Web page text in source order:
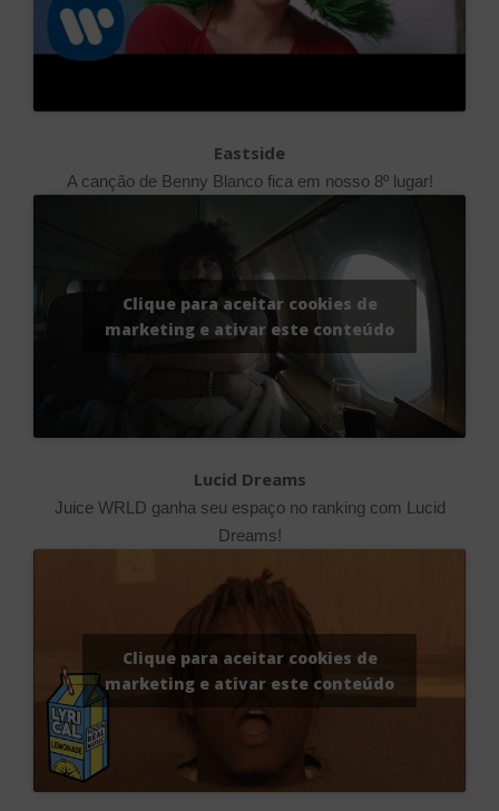
Eastside
A canção de Benny Blanco fica em nosso 8º lugar!
Clique para aceitar cookies de
marketing e ativar este conteúdo
Lucid Dreams
Juice WRLD ganha seu espaço no ranking com Lucid
Dreams!
Clique para aceitar cookies de
marketing e ativar este conteúdo